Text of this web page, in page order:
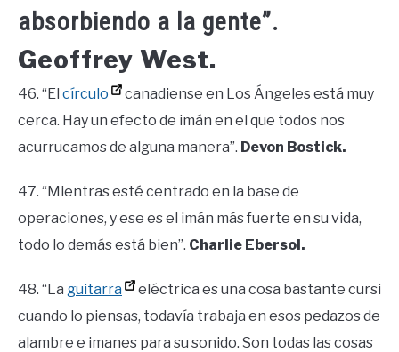
absorbiendo a la gente”.
Geoffrey West.
46. “El círculo
canadiense en Los Ángeles está muy
cerca. Hay un efecto de imán en el que todos nos
acurrucamos de alguna manera”. Devon Bostick.
47. “Mientras esté centrado en la base de
operaciones, y ese es el imán más fuerte en su vida,
todo lo demás está bien”. Charlie Ebersol.
48. “La guitarra
eléctrica es una cosa bastante cursi
cuando lo piensas, todavía trabaja en esos pedazos de
alambre e imanes para su sonido. Son todas las cosas